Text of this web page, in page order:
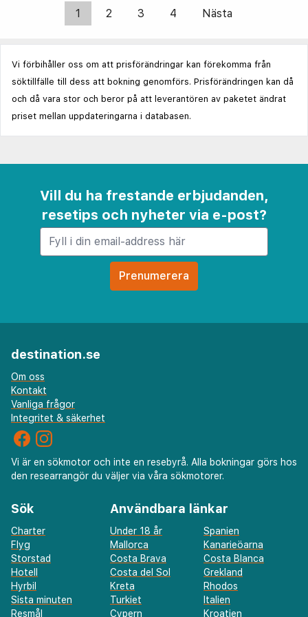
1 2 3 4 Nästa
Vi förbihåller oss om att prisförändringar kan förekomma från
söktillfälle till dess att bokning genomförs. Prisförändringen kan då
och då vara stor och beror på att leverantören av paketet ändrat
priset mellan uppdateringarna i databasen.
Vill du ha frestande erbjudanden,
resetips och nyheter via e-post?
destination.se
Om oss
Kontakt
Vanliga frågor
Integritet & säkerhet
Vi är en sökmotor och inte en resebyrå. Alla bokningar görs hos
den researrangör du väljer via våra sökmotorer.
Sök
Charter
Flyg
Storstad
Hotell
Hyrbil
Sista minuten
Resmål
Användbara länkar
Under 18 år
Spanien
Mallorca
Kanarieöarna
Costa Brava
Costa Blanca
Costa del Sol
Grekland
Kreta
Rhodos
Turkiet
Italien
Cypern
Kroatien